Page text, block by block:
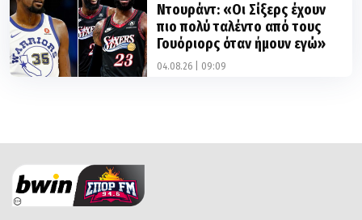
Ντουράντ: «Οι Σίξερς έχουν
πιο πολύ ταλέντο από τους
Γουόριορς όταν ήμουν εγώ»
04.08.26 | 09:09